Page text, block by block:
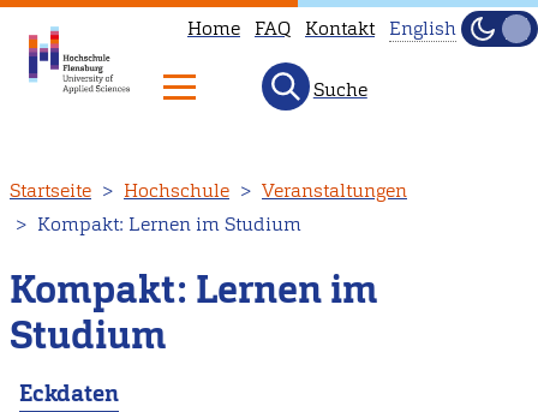
zum
Inhalt
Home FAQ Kontakt English
Hell
Suche
Startseite Hochschule
Veranstaltungen
Kompakt: Lernen im Studium
Kompakt: Lernen im
Studium
Eckdaten